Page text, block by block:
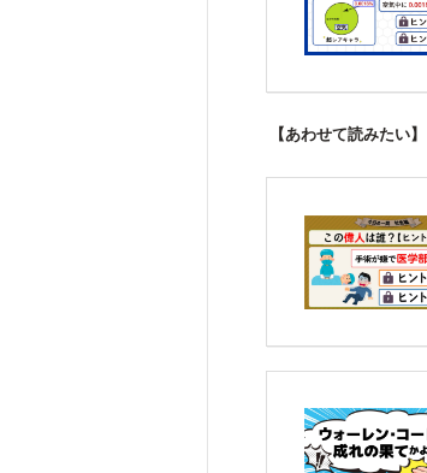
【あわせて読みたい】